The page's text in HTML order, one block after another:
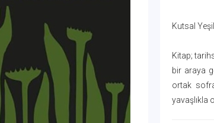
Kutsal
Kitap;
bir araya
ortak
yavaşlıkla